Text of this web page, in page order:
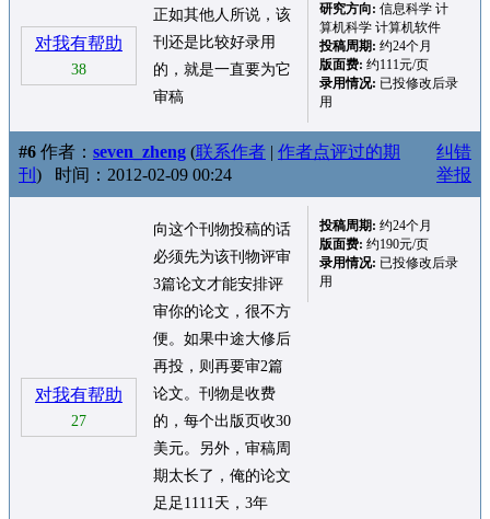
对我有帮助
38
正如其他人所说，该
刊还是比较好录用
的，就是一直要为它
审稿
研究方向: 信息科学 计
算机科学 计算机软件
投稿周期: 约24个月
版面费: 约111元/页
录用情况: 已投修改后录
用
#6 作者： seven_zheng (联系作者 | 作者点评过的期
刊 ) 时间：2012-02-09 00:24
纠错
举报
对我有帮助
27
向这个刊物投稿的话
必须先为该刊物评审
3篇论文才能安排评
审你的论文，很不方
便。如果中途大修后
再投，则再要审2篇
论文。刊物是收费
的，每个出版页收30
美元。另外，审稿周
期太长了，俺的论文
足足1111天，3年
投稿周期: 约24个月
版面费: 约190元/页
录用情况: 已投修改后录
用